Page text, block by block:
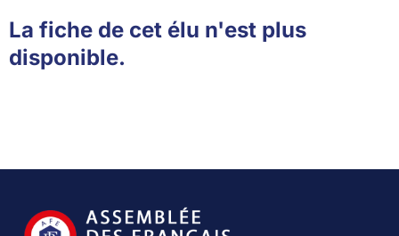
La fiche de cet élu n'est plus
disponible.